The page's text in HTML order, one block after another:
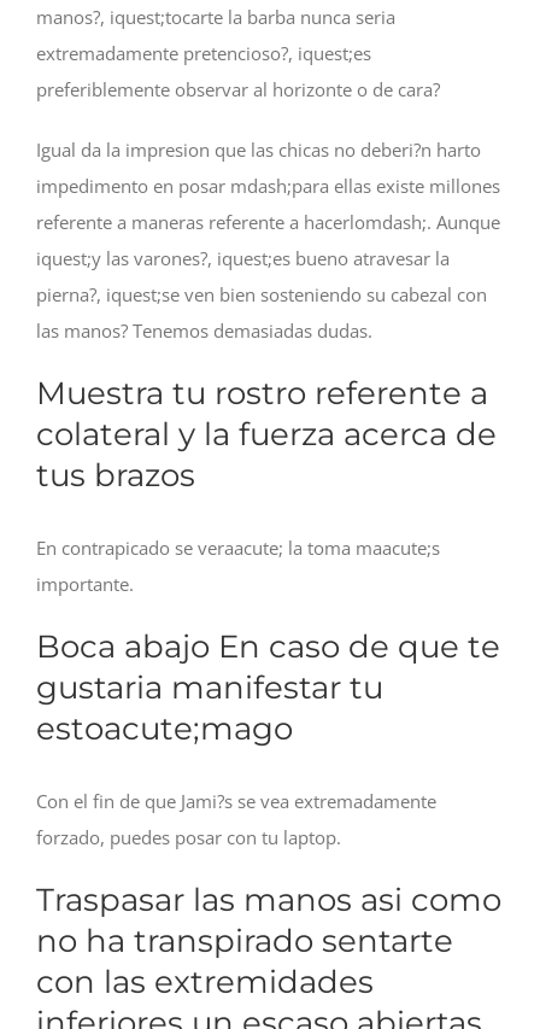
manos?, iquest;tocarte la barba nunca seri­a
extremadamente pretencioso?, iquest;es
preferiblemente observar al horizonte o de cara?
Igual da la impresion que las chicas no deberi?n harto
impedimento en posar mdash;para ellas existe millones
referente a maneras referente a hacerlomdash;. Aunque
iquest;y las varones?, iquest;es bueno atravesar la
pierna?, iquest;se ven bien sosteniendo su cabezal con
las manos? Tenemos demasiadas dudas.
Muestra tu rostro referente a
colateral y la fuerza acerca de
tus brazos
En contrapicado se veraacute; la toma maacute;s
importante.
Boca abajo En caso de que te
gustaria manifestar tu
estoacute;mago
Con el fin de que Jami?s se vea extremadamente
forzado, puedes posar con tu laptop.
Traspasar las manos asi­ como
no ha transpirado sentarte
con las extremidades